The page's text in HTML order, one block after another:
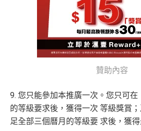
查看更多信用卡詳情及分析...
贊助內容
9. 您只能參加本推廣一次。您只可在
的等級要求後，獲得一次 等級獎賞
足全部三個曆月的等級要 求後，獲